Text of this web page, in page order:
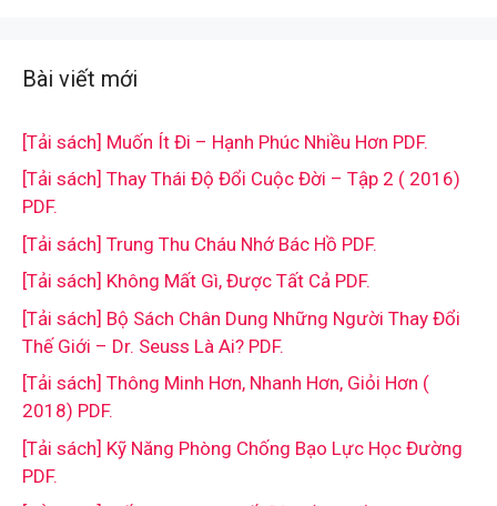
Bài viết mới
[Tải sách] Muốn Ít Đi – Hạnh Phúc Nhiều Hơn PDF.
[Tải sách] Thay Thái Độ Đổi Cuộc Đời – Tập 2 ( 2016)
PDF.
[Tải sách] Trung Thu Cháu Nhớ Bác Hồ PDF.
[Tải sách] Không Mất Gì, Được Tất Cả PDF.
[Tải sách] Bộ Sách Chân Dung Những Người Thay Đổi
Thế Giới – Dr. Seuss Là Ai? PDF.
[Tải sách] Thông Minh Hơn, Nhanh Hơn, Giỏi Hơn (
2018) PDF.
[Tải sách] Kỹ Năng Phòng Chống Bạo Lực Học Đường
PDF.